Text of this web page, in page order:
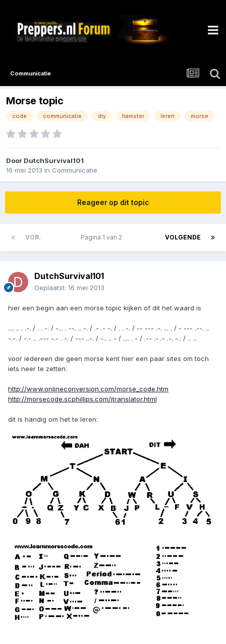
Communicatie
Morse topic
code communicatie diy hamster leren morse
Door DutchSurvival101
16 mei 2013 in Communicatie
Reageer op dit topic
VOR. VOLGENDE
Pagina 1 van 2
DutchSurvival101
Geplaatst: 16 mei 2013
hier een begin aan een morse topic kijken of dit het waard is
.... .. . .-. / . . -. / -... . --. .. -. / .- .- -. / . . -. / -- --- .-. ... . / - --- .--. ..
-.-. / -.- .. .--- -.- . -. / --- ..-. / -.. .. - / .... . - / .-- .- .- .-. -.. / .. ...
voor iedereen die geen morse kent hier een paar sites om toch
iets neer te zetten.
http://www.onlineconversion.com/morse_code.htm
http://morsecode.scphillips.com/jtranslator.html
dit is handig om het te leren: